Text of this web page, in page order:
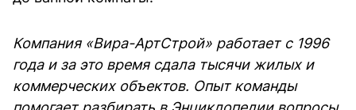
Компания «Вира-АртСтрой» работает с 1996
года и за это время сдала тысячи жилых и
коммерческих объектов. Опыт команды